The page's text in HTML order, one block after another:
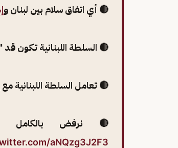
🔴 أي اتفاق سلام بين لبنان و
🔴 السلطة اللبنانية تكون
🔴 تعامل السلطة اللبنانية
🔴 نرفض بالكامل
aNQzg3J2F3